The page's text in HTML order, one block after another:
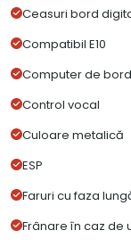
Ceasuri bord
Compatibil E10
Computer de bord
Control vocal
Culoare metalică
ESP
Faruri cu faza
Frânare în caz de